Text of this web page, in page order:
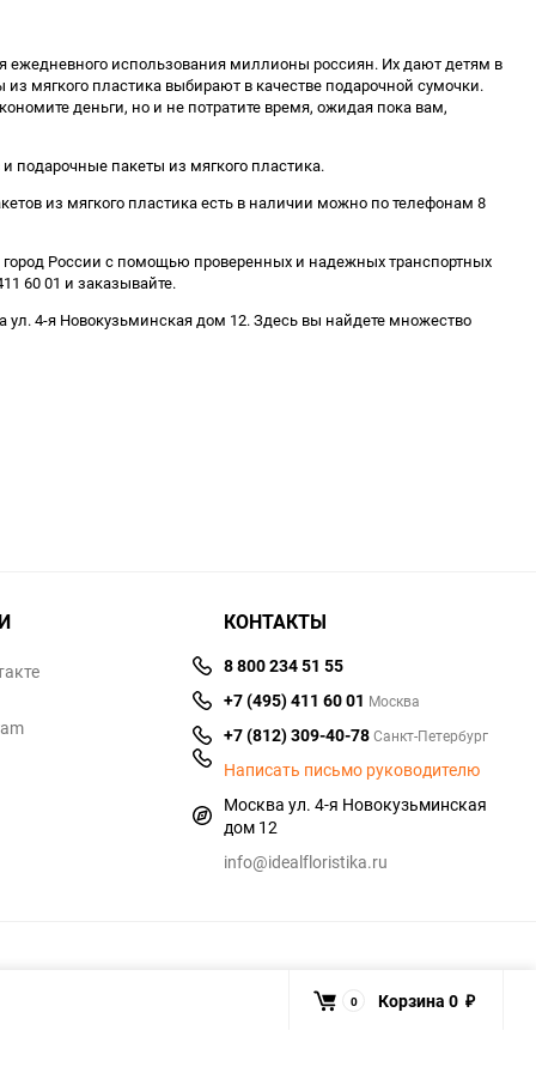
ежедневного использования миллионы россиян. Их дают детям в
мягкого пластика выбирают в качестве подарочной сумочки.
деньги, но и не потратите время, ожидая пока вам,
подарочные пакеты из мягкого пластика.
из мягкого пластика есть в наличии можно по телефонам 8
России с помощью проверенных и надежных транспортных
60 01 и заказывайте.
ул. 4-я Новокузьминская дом 12. Здесь вы найдете множество
КОНТАКТЫ
8 800 234 51 55
+7 (495) 411 60 01 Москва
+7 (812) 309-40-78Санкт-Петербург
Написать письмо руководителю
Москва ул. 4-я Новокузьминская
дом 12
info@idealfloristika.ru
0 Корзина 0 ₽